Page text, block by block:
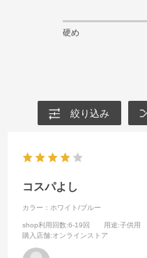
硬め
絞り込み
コスパよし
カラー：ホワイト/ブルー
shop利用回数:6-19回 用途:子供用
購入店舗:オンラインストア